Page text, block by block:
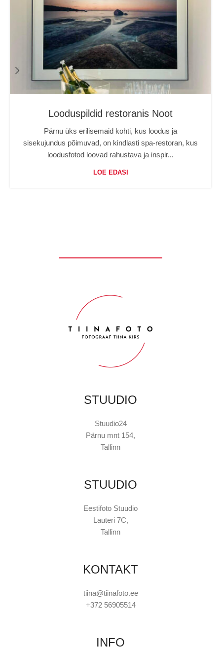
Looduspildid restoranis Noot
Pärnu üks erilisemaid kohti, kus loodus ja
sisekujundus põimuvad, on kindlasti spa-restoran, kus
loodusfotod loovad rahustava ja inspir...
LOE EDASI
STUUDIO
Stuudio24
Pärnu mnt 154,
Tallinn
STUUDIO
Eestifoto Stuudio
Lauteri 7C,
Tallinn
KONTAKT
tiina@tiinafoto.ee
+372 56905514
INFO